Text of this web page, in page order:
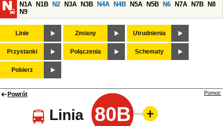
N1A
N1B N2 N3A N3B N4A N4B N5A N5B N6 N7A N7B
N8
N9
Linie Zmiany Utrudnienia
Przystanki Połączenia Schematy
Pobierz
Powrót
Linia 80B
Pomoc